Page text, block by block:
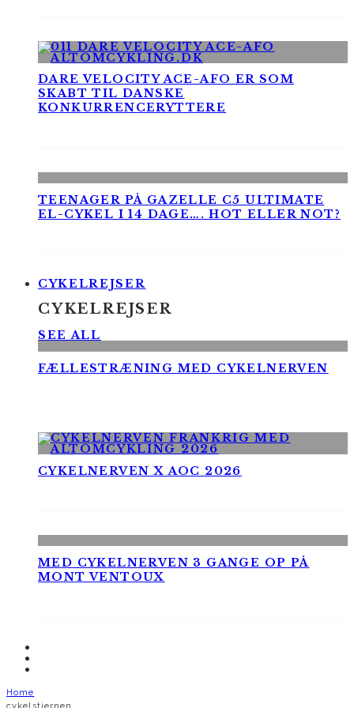
DARE VELOCITY ACE-AFO ER SOM
SKABT TIL DANSKE
KONKURRENCERYTTERE
TEENAGER PÅ GAZELLE C5 ULTIMATE
EL-CYKEL I 14 DAGE…. HOT ELLER NOT?
CYKELREJSER
CYKELREJSER
SEE ALL
FÆLLESTRÆNING MED CYKELNERVEN
CYKELNERVEN X AOC 2026
MED CYKELNERVEN 3 GANGE OP PÅ
MONT VENTOUX
Home
cykelstjernen